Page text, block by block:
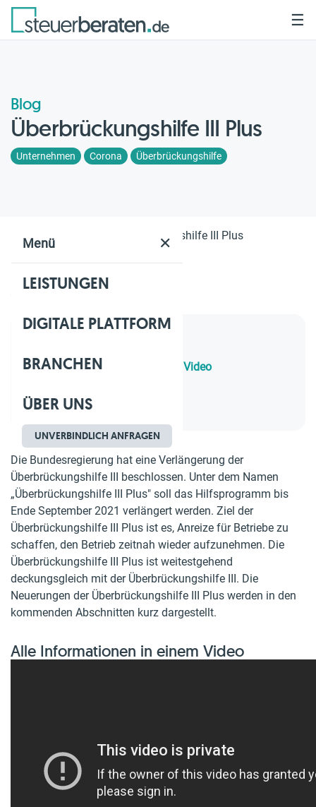
Menü ✕
LEISTUNGEN
DIGITALE PLATTFORM
BRANCHEN
ÜBER UNS
UNVERBINDLICH ANFRAGEN
☰
Blog
Überbrückungshilfe III Plus
Unternehmen Corona Überbrückungshilfe
Home Überbrückungshilfe III Plus
1. Alle Informationen in einem Video
3. Erhöhung der Neustarthilfe
Die Bundesregierung hat eine Verlängerung der
Überbrückungshilfe III beschlossen. Unter dem Namen
„Überbrückungshilfe III Plus" soll das Hilfsprogramm bis
Ende September 2021 verlängert werden. Ziel der
Überbrückungshilfe III Plus ist es, Anreize für Betriebe zu
schaffen, den Betrieb zeitnah wieder aufzunehmen. Die
Überbrückungshilfe III Plus ist weitestgehend
deckungsgleich mit der Überbrückungshilfe III. Die
Neuerungen der Überbrückungshilfe III Plus werden in den
kommenden Abschnitten kurz dargestellt.
Alle Informationen in einem Video